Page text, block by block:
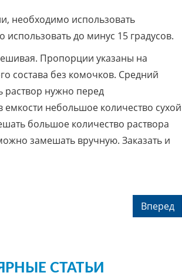
необходимо использовать
до минус 15 градусов.
Пропорции указаны на
состава без комочков. Средний
раствор нужно перед
небольшое количество сухой
большое количество раствора
замешать вручную. Заказать и
Вперед
СТАТЬИ